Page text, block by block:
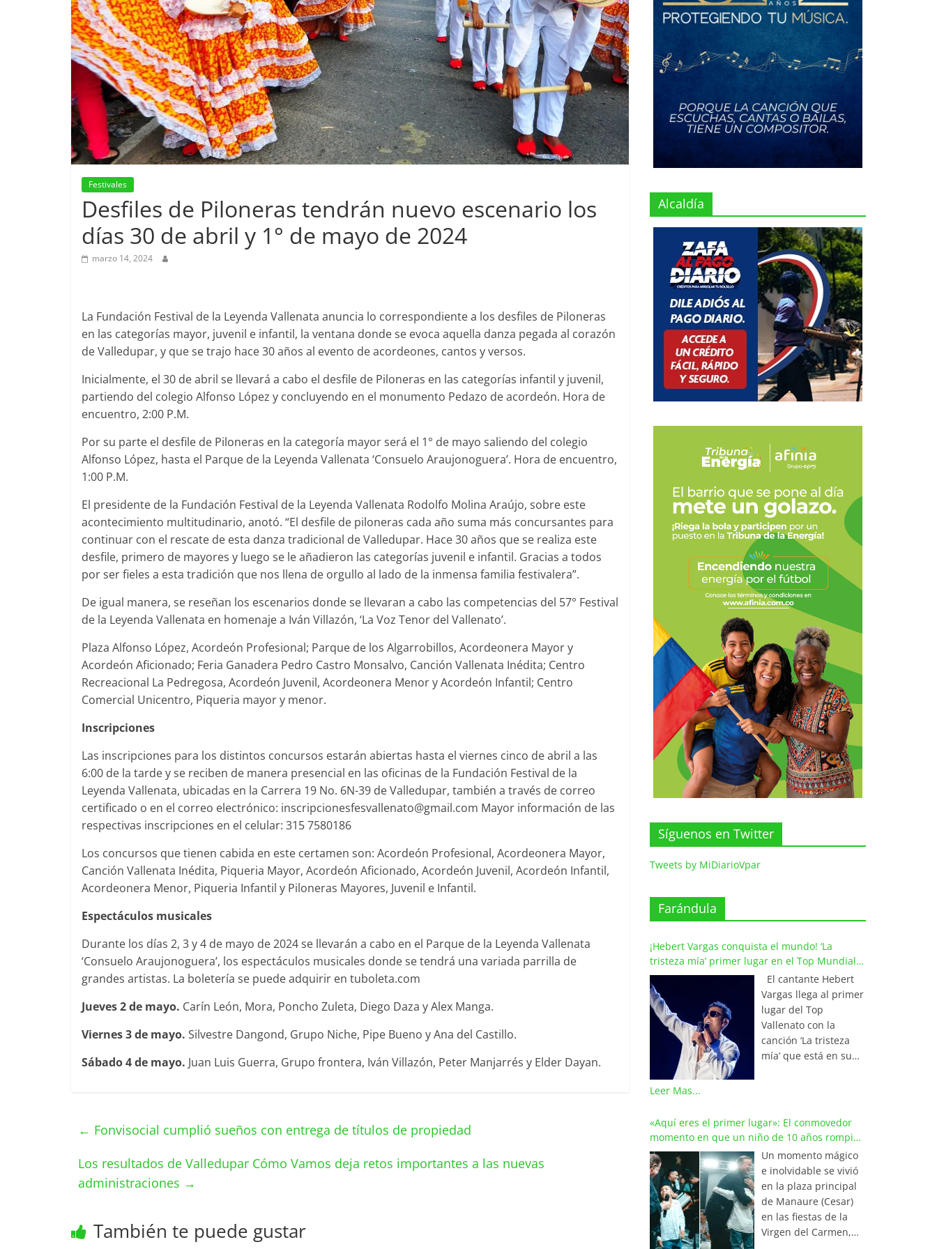
Festivales
Desfiles de Piloneras tendrán nuevo escenario los
días 30 de abril y 1° de mayo de 2024
marzo 14, 2024
La Fundación Festival de la Leyenda Vallenata anuncia lo correspondiente a los desfiles de Piloneras
en las categorías mayor, juvenil e infantil, la ventana donde se evoca aquella danza pegada al corazón
de Valledupar, y que se trajo hace 30 años al evento de acordeones, cantos y versos.
Inicialmente, el 30 de abril se llevará a cabo el desfile de Piloneras en las categorías infantil y juvenil,
partiendo del colegio Alfonso López y concluyendo en el monumento Pedazo de acordeón. Hora de
encuentro, 2:00 P.M.
Por su parte el desfile de Piloneras en la categoría mayor será el 1° de mayo saliendo del colegio
Alfonso López, hasta el Parque de la Leyenda Vallenata ‘Consuelo Araujonoguera’. Hora de encuentro,
1:00 P.M.
El presidente de la Fundación Festival de la Leyenda Vallenata Rodolfo Molina Araújo, sobre este
acontecimiento multitudinario, anotó. “El desfile de piloneras cada año suma más concursantes para
continuar con el rescate de esta danza tradicional de Valledupar. Hace 30 años que se realiza este
desfile, primero de mayores y luego se le añadieron las categorías juvenil e infantil. Gracias a todos
por ser fieles a esta tradición que nos llena de orgullo al lado de la inmensa familia festivalera”.
De igual manera, se reseñan los escenarios donde se llevaran a cabo las competencias del 57° Festival
de la Leyenda Vallenata en homenaje a Iván Villazón, ‘La Voz Tenor del Vallenato’.
Plaza Alfonso López, Acordeón Profesional; Parque de los Algarrobillos, Acordeonera Mayor y
Acordeón Aficionado; Feria Ganadera Pedro Castro Monsalvo, Canción Vallenata Inédita; Centro
Recreacional La Pedregosa, Acordeón Juvenil, Acordeonera Menor y Acordeón Infantil; Centro
Comercial Unicentro, Piqueria mayor y menor.
Inscripciones
Las inscripciones para los distintos concursos estarán abiertas hasta el viernes cinco de abril a las
6:00 de la tarde y se reciben de manera presencial en las oficinas de la Fundación Festival de la
Leyenda Vallenata, ubicadas en la Carrera 19 No. 6N-39 de Valledupar, también a través de correo
certificado o en el correo electrónico: inscripcionesfesvallenato@gmail.com Mayor información de las
respectivas inscripciones en el celular: 315 7580186
Los concursos que tienen cabida en este certamen son: Acordeón Profesional, Acordeonera Mayor,
Canción Vallenata Inédita, Piqueria Mayor, Acordeón Aficionado, Acordeón Juvenil, Acordeón Infantil,
Acordeonera Menor, Piqueria Infantil y Piloneras Mayores, Juvenil e Infantil.
Espectáculos musicales
Durante los días 2, 3 y 4 de mayo de 2024 se llevarán a cabo en el Parque de la Leyenda Vallenata
‘Consuelo Araujonoguera’, los espectáculos musicales donde se tendrá una variada parrilla de
grandes artistas. La boletería se puede adquirir en tuboleta.com
Jueves 2 de mayo. Carín León, Mora, Poncho Zuleta, Diego Daza y Alex Manga.
Viernes 3 de mayo. Silvestre Dangond, Grupo Niche, Pipe Bueno y Ana del Castillo.
Sábado 4 de mayo. Juan Luis Guerra, Grupo frontera, Iván Villazón, Peter Manjarrés y Elder Dayan.
← Fonvisocial cumplió sueños con entrega de títulos de propiedad
Los resultados de Valledupar Cómo Vamos deja retos importantes a las nuevas
administraciones →
También te puede gustar
Alcaldía
Síguenos en Twitter
Tweets by MiDiarioVpar
Farándula
¡Hebert Vargas conquista el mundo! ‘La
tristeza mía’ primer lugar en el Top Mundial
del Vallenato
El cantante Hebert
Vargas llega al primer
lugar del Top
Vallenato con la
canción ‘La tristeza
mía’ que está en su
de los listados
musicales en
Colombia y países de
América y Europa.
Esta emotiva
composición del
maestro Wilfran
Castillo se posicionó
en el primer lugar de
Leer Mas...
«Aquí eres el primer lugar»: El conmovedor
momento en que un niño de 10 años rompió
en llanto al cantar con Iván Villazón
Un momento mágico
e inolvidable se vivió
en la plaza principal
de Manaure (Cesar)
en las fiestas de la
Virgen del Carmen,